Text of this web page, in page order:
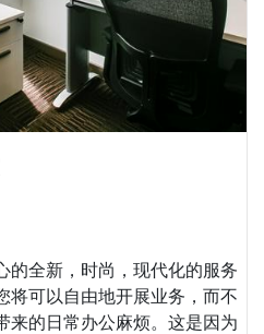
的全新，时尚，现代化的服务
将可以自由地开展业务，而不
来的日常办公麻烦。这是因为